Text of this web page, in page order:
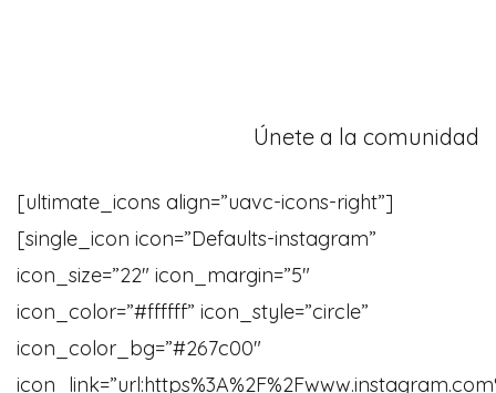
Únete a la comunidad
[ultimate_icons align=”uavc-icons-right”]
[single_icon icon=”Defaults-instagram”
icon_size=”22″ icon_margin=”5″
icon_color=”#ffffff” icon_style=”circle”
icon_color_bg=”#267c00″